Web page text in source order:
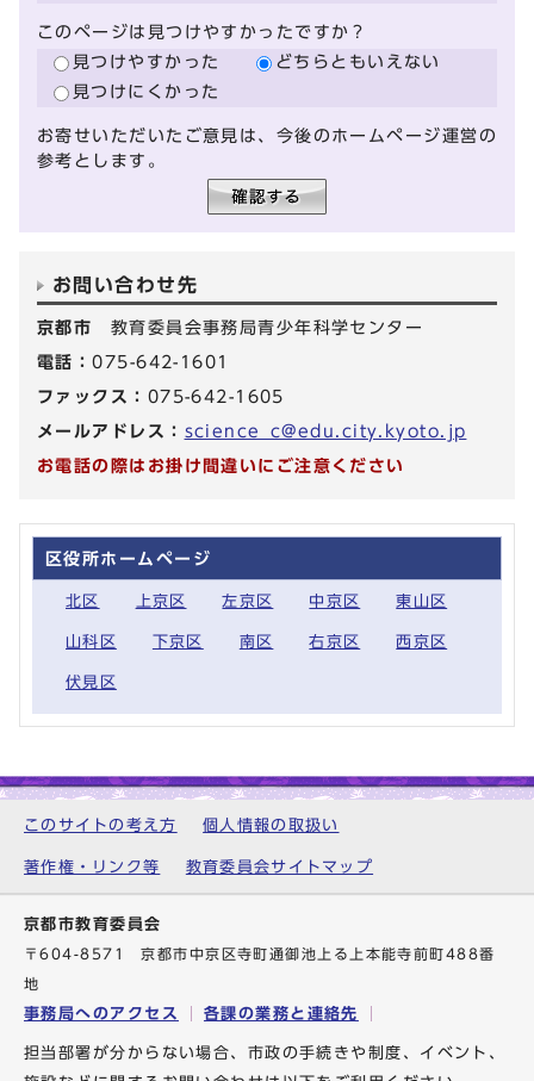
このページは見つけやすかったですか？
見つけやすかった
どちらともいえない
見つけにくかった
お寄せいただいたご意見は、今後のホームページ運営の
参考とします。
お問い合わせ先
京都市 教育委員会事務局青少年科学センター
電話：075-642-1601
ファックス： 075-642-1605
メールアドレス： science_c@edu.city.kyoto.jp
お電話の際はお掛け間違いにご注意ください
区役所ホームページ
北区 上京区 左京区 中京区 東山区
山科区 下京区 南区 右京区 西京区
伏見区
このサイトの考え方 個人情報の取扱い
著作権・リンク等 教育委員会サイトマップ
京都市教育委員会
〒604-8571 京都市中京区寺町通御池上る上本能寺前町488番
地
事務局へのアクセス 各課の業務と連絡先
担当部署が分からない場合、市政の手続きや制度、イベント、